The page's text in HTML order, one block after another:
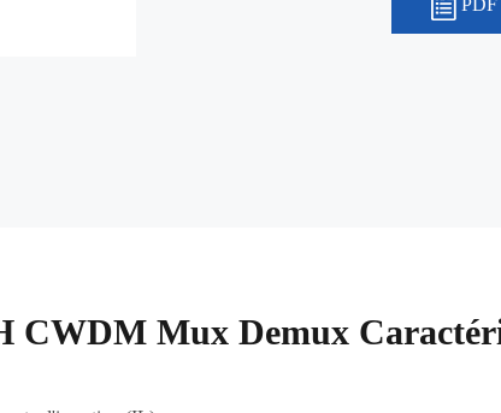
CWDM Mux Demux